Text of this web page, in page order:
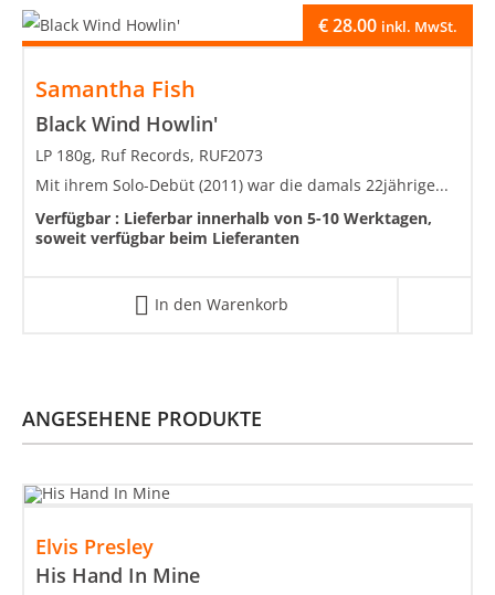
Samantha Fish
Black Wind Howlin'
€28.00 inkl. MwSt.
LP 180g, Ruf Records, RUF2073
Mit ihrem Solo-Debüt (2011) war die damals 22jährige...
Verfügbar : Lieferbar innerhalb von 5-10 Werktagen,
soweit verfügbar beim Lieferanten
In den Warenkorb
ANGESEHENE PRODUKTE
Elvis Presley
His Hand In Mine